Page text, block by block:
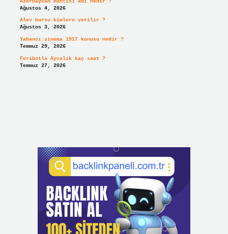
Azerbaycan mantısı adı nedir ?
Ağustos 4, 2026
Alev bursu kimlere verilir ?
Ağustos 3, 2026
Yabancı sinema 1917 konusu nedir ?
Temmuz 29, 2026
Feribotla Ayvalık kaç saat ?
Temmuz 27, 2026